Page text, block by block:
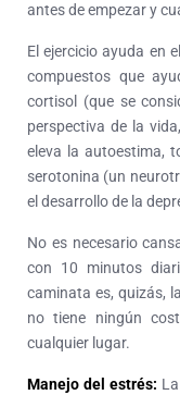
antes de empezar y
El ejercicio ayuda en
compuestos que
cortisol (que se
perspectiva de la
eleva la autoestima,
serotonina (un
el desarrollo de la
No es necesario
con 10 minutos
caminata es, quizás,
no tiene ningún
cualquier lugar.
Manejo del estrés: